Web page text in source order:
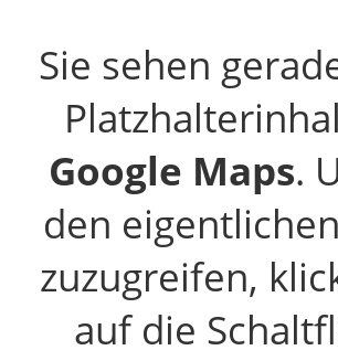
Sie sehen
Google Maps.
den
zuzugreifen,
auf die